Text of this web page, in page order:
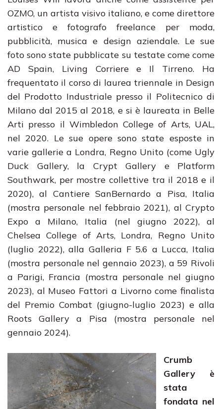
OZMO, un artista visivo italiano, e come direttore
artistico e fotografo freelance per moda,
pubblicità, musica e design aziendale. Le sue
foto sono state pubblicate su testate come come
AD Spain, Living Corriere e Il Tirreno. Ha
frequentato il corso di laurea triennale in Design
del Prodotto Industriale presso il Politecnico di
Milano dal 2015 al 2018, e si è laureata in Belle
Arti presso il Wimbledon College of Arts, UAL,
nel 2020. Le sue opere sono state esposte in
varie gallerie a Londra, Regno Unito (come Ugly
Duck Gallery, la Crypt Gallery e Platform
Southwark, per mostre collettive tra il 2018 e il
2020), al Cantiere SanBernardo a Pisa, Italia
(mostra personale nel febbraio 2021), al Crypto
Expo a Milano, Italia (nel giugno 2022), al
Chelsea College of Arts, Londra, Regno Unito
(luglio 2022), alla Galleria F 5.6 a Lucca, Italia
(mostra personale nel gennaio 2023), a 59 Rivoli
a Parigi, Francia (mostra personale nel giugno
2023), al Museo Fattori a Livorno come finalista
del Premio Combat (giugno-luglio 2023) e alla
Roots Gallery a Pisa (mostra personale nel
gennaio 2024).
Crumb
Gallery è
stata
fondata nel